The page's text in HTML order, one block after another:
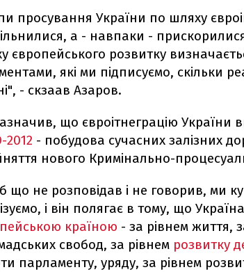
просування України по шляху
а - навпаки -
європейського розвитку
які ми підписуємо, скільки
- скзаав Азаров.
що євроітнеграцію України
2012 - побудова сучасних залізних
нового Кримінально-
що не розповідав і не говорив, ми
і він полягає в тому, що
країною - за рівнем життя,
свобод, за рівнем розвитку
парламенту, уряду, за рівнем